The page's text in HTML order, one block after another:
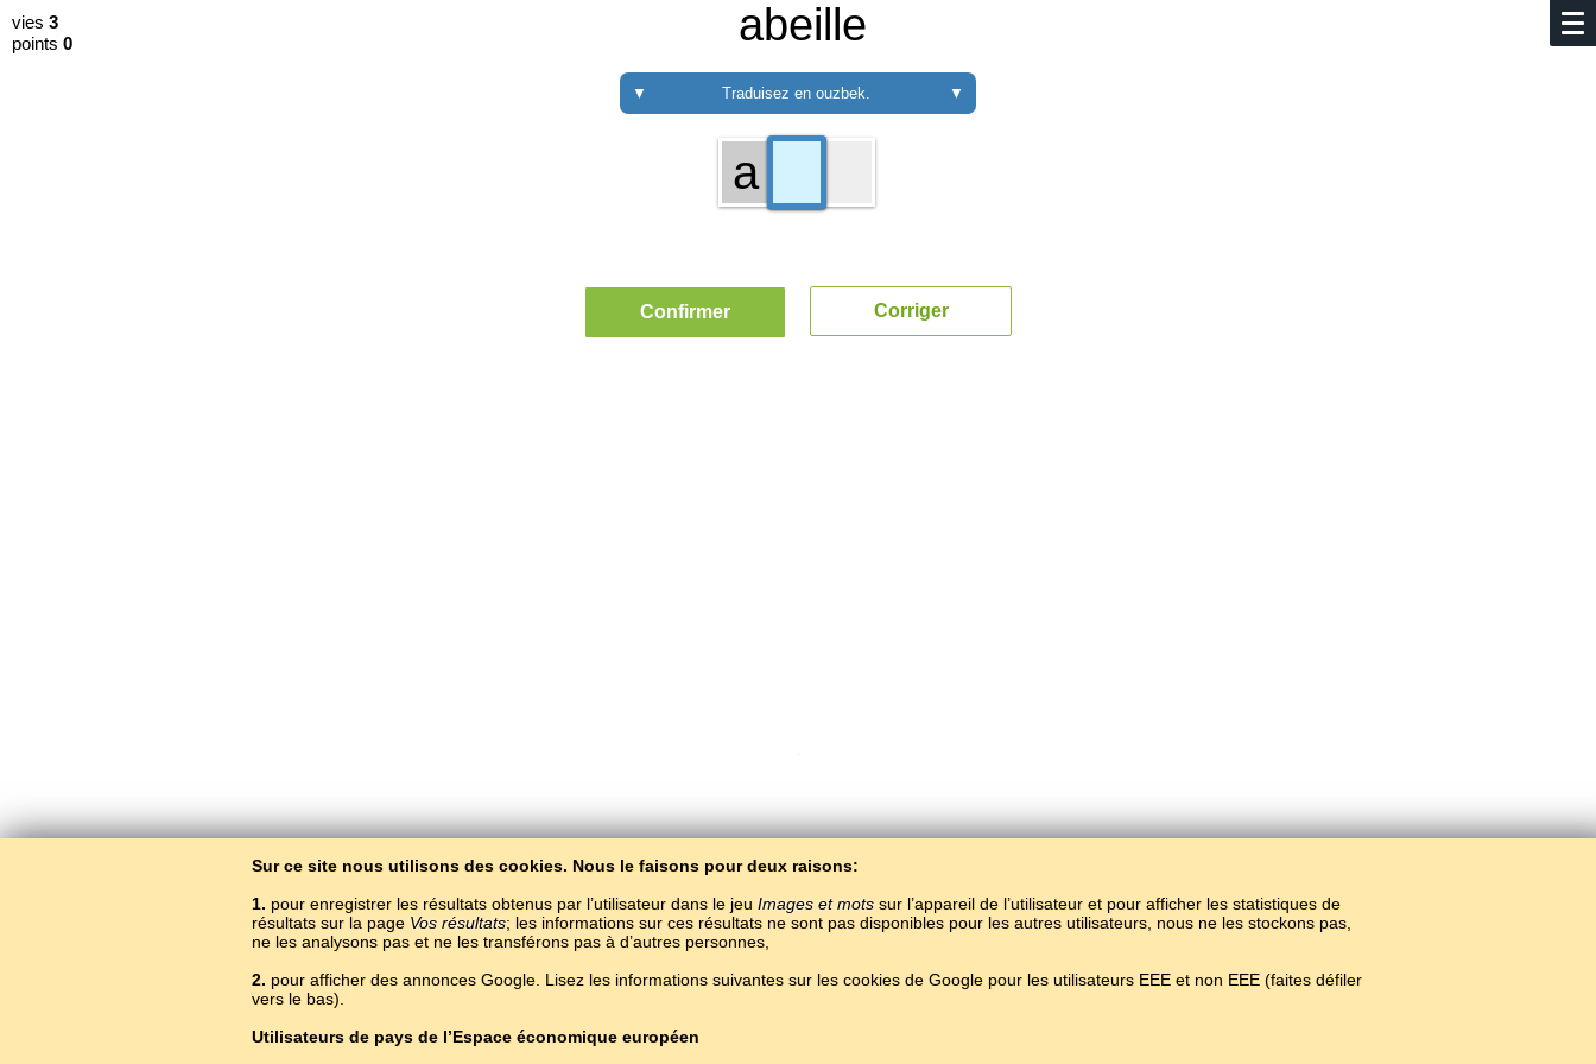
vies 3
points 0 abeille
▼ Traduisez en ouzbek. ▼
Sur ce site nous utilisons des cookies. Nous le faisons pour deux raisons:
1. pour enregistrer les résultats obtenus par l’utilisateur dans le jeu Images et mots sur l’appareil de l’utilisateur et pour afficher les statistiques de
résultats sur la page Vos résultats; les informations sur ces résultats ne sont pas disponibles pour les autres utilisateurs, nous ne les stockons pas,
ne les analysons pas et ne les transférons pas à d’autres personnes,
2. pour afficher des annonces Google. Lisez les informations suivantes sur les cookies de Google pour les utilisateurs EEE et non EEE (faites défiler
vers le bas).
Utilisateurs de pays de l’Espace économique européen
Tous droits réservés.